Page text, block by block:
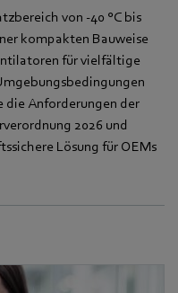
von -40 °C bis
kompakten Bauweise
für vielfältige
die Anforderungen der
2026 und
Lösung für OEMs